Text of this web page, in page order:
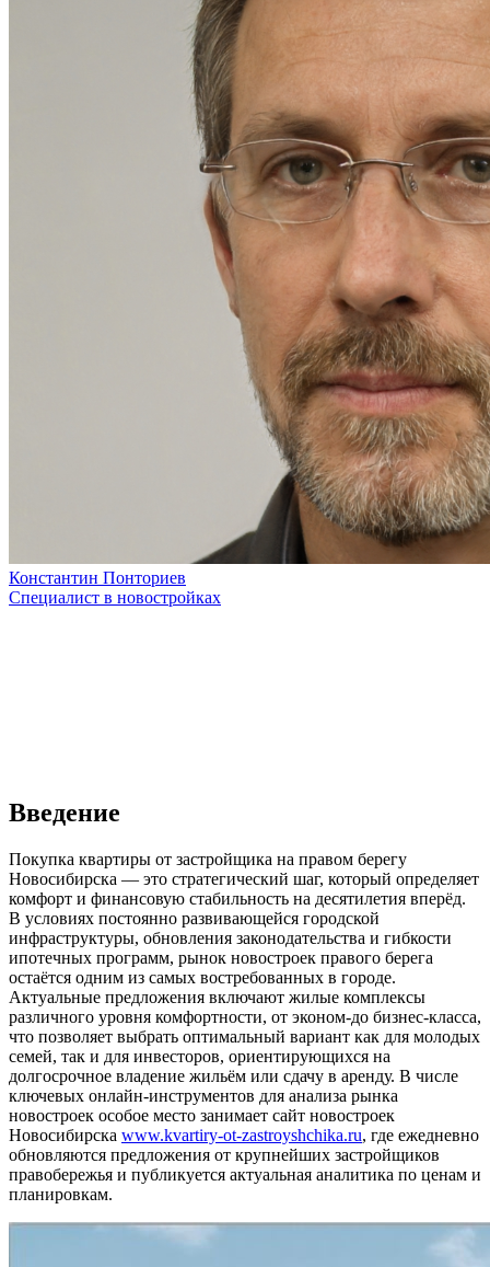
Константин Понториев
Специалист в новостройках
Введение
Покупка квартиры от застройщика на правом берегу
Новосибирска — это стратегический шаг, который определяет
комфорт и финансовую стабильность на десятилетия вперёд.
В условиях постоянно развивающейся городской
инфраструктуры, обновления законодательства и гибкости
ипотечных программ, рынок новостроек правого берега
остаётся одним из самых востребованных в городе.
Актуальные предложения включают жилые комплексы
различного уровня комфортности, от эконом-до бизнес-класса,
что позволяет выбрать оптимальный вариант как для молодых
семей, так и для инвесторов, ориентирующихся на
долгосрочное владение жильём или сдачу в аренду. В числе
ключевых онлайн-инструментов для анализа рынка
новостроек особое место занимает сайт новостроек
Новосибирска www.kvartiry-ot-zastroyshchika.ru, где ежедневно
обновляются предложения от крупнейших застройщиков
правобережья и публикуется актуальная аналитика по ценам и
планировкам.